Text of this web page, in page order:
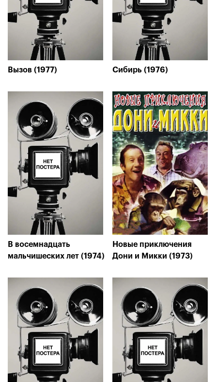
Вызов (1977) Сибирь (1976)
В восемнадцать
мальчишеских лет (1974)
Новые приключения
Дони и Микки (1973)